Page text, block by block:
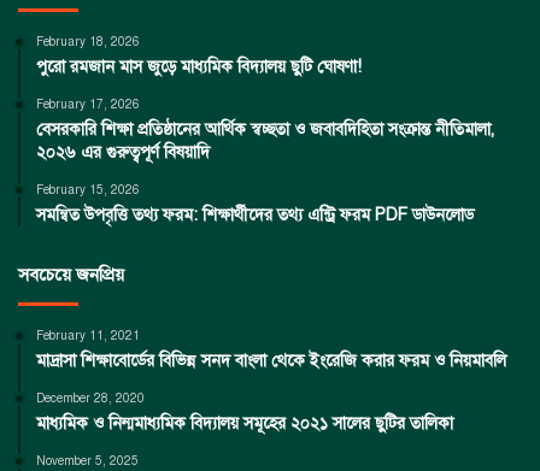
February 18, 2026
পুরো রমজান মাস জুড়ে মাধ্যমিক বিদ্যালয় ছুটি ঘোষণা!
February 17, 2026
বেসরকারি শিক্ষা প্রতিষ্ঠানের আর্থিক স্বচ্ছতা ও জবাবদিহিতা সংক্রান্ত নীতিমালা,
২০২৬ এর গুরুত্বপূর্ণ বিষয়াদি
February 15, 2026
সমন্বিত উপবৃত্তি তথ্য ফরম: শিক্ষার্থীদের তথ্য এন্ট্রি ফরম PDF ডাউনলোড
সবচেয়ে জনপ্রিয়
February 11, 2021
মাদ্রাসা শিক্ষাবোর্ডের বিভিন্ন সনদ বাংলা থেকে ইংরেজি করার ফরম ও নিয়মাবলি
December 28, 2020
মাধ্যমিক ও নিন্মমাধ্যমিক বিদ্যালয় সমূহের ২০২১ সালের ছুটির তালিকা
November 5, 2025